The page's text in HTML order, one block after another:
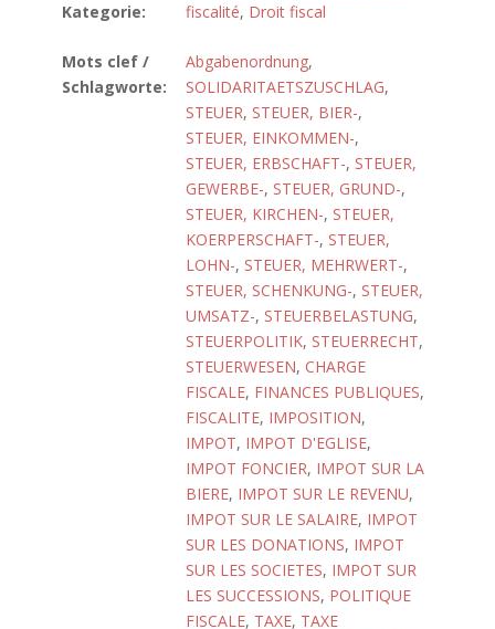
Kategorie:
fiscalité, Droit fiscal
Mots clef /
Schlagworte:
Abgabenordnung,
SOLIDARITAETSZUSCHLAG,
STEUER, STEUER, BIER-,
STEUER, EINKOMMEN-,
STEUER, ERBSCHAFT-, STEUER,
GEWERBE-, STEUER, GRUND-,
STEUER, KIRCHEN-, STEUER,
KOERPERSCHAFT-, STEUER,
LOHN-, STEUER, MEHRWERT-,
STEUER, SCHENKUNG-, STEUER,
UMSATZ-, STEUERBELASTUNG,
STEUERPOLITIK, STEUERRECHT,
STEUERWESEN, CHARGE
FISCALE, FINANCES PUBLIQUES,
FISCALITE, IMPOSITION,
IMPOT, IMPOT D'EGLISE,
IMPOT FONCIER, IMPOT SUR LA
BIERE, IMPOT SUR LE REVENU,
IMPOT SUR LE SALAIRE, IMPOT
SUR LES DONATIONS, IMPOT
SUR LES SOCIETES, IMPOT SUR
LES SUCCESSIONS, POLITIQUE
FISCALE, TAXE, TAXE